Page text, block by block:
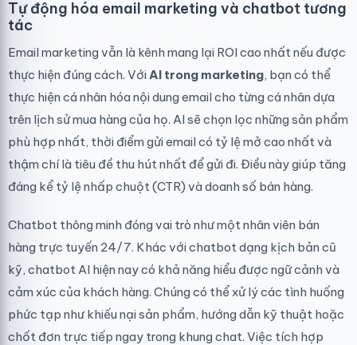
Tự động hóa email marketing và chatbot tương
tác
Email marketing vẫn là kênh mang lại ROI cao nhất nếu được
thực hiện đúng cách. VớiAI trong marketing, bạn có thể
thực hiện cá nhân hóa nội dung email cho từng cá nhân dựa
trên lịch sử mua hàng của họ. AI sẽ chọn lọc những sản phẩm
phù hợp nhất, thời điểm gửi email có tỷ lệ mở cao nhất và
thậm chí là tiêu đề thu hút nhất để gửi đi. Điều này giúp tăng
đáng kể tỷ lệ nhấp chuột (CTR) và doanh số bán hàng.
Chatbot thông minh đóng vai trò như một nhân viên bán
hàng trực tuyến 24/7. Khác với chatbot dạng kịch bản cũ
kỹ, chatbot AI hiện nay có khả năng hiểu được ngữ cảnh và
cảm xúc của khách hàng. Chúng có thể xử lý các tình huống
phức tạp như khiếu nại sản phẩm, hướng dẫn kỹ thuật hoặc
chốt đơn trực tiếp ngay trong khung chat. Việc tích hợp